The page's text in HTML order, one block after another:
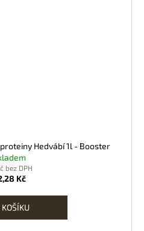
Hedvábí 1l - Booster
bez DPH
Kč
KOŠÍKU